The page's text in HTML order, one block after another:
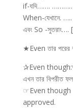
if-যদি……. …………
When-যেখানে. …..
এবং So -সুতরাং….
★Even তার পরের
✰Even
এখন তার বিপরীত ফল
☞Even though
approved.